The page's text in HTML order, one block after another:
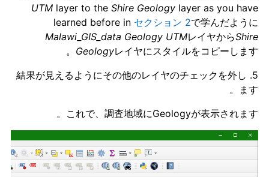
UTM layer to the Shire Geology layer as you have
learned before in セクション 2で学んだように
Malawi_GIS_data Geology UTMレイヤからShire
Geologyレイヤにスタイルをコピーします。
5. 結果が見えるようにその他のレイヤのチェックを外し
ます。
これで、調査地域にGeologyが表示されます。